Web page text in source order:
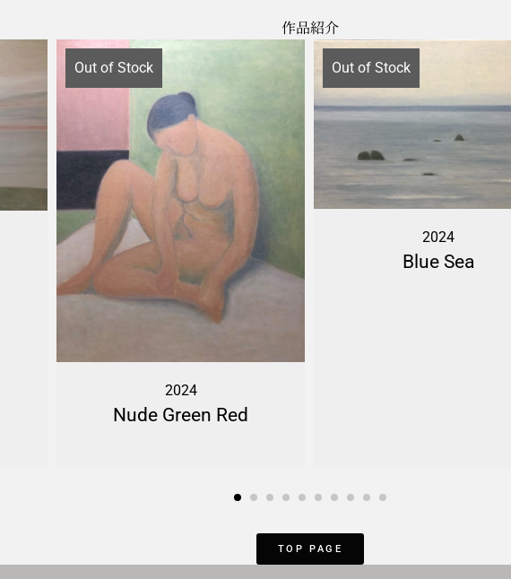
作品紹介
Out of Stock
2024
Nude Green Red
Out of Stock
2024
Blue Sea
TOP PAGE